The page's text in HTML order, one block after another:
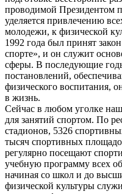
проводимой Президентом
уделяется привлечению
молодежи, к физической
1992 года был принят
спорте», и он служит
сферы. В последующие
постановлений,
физического воспитания,
в жизнь.
Сейчас в любом уголке
для занятий спортом. По
стадионов, 5326
тысяч спортивных
регулярно посещают
учебную программу всех
начиная со школ и до
физической культуры